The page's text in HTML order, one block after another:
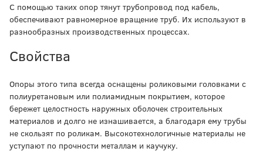
С помощью таких опор тянут трубопровод под кабель,
обеспечивают равномерное вращение труб. Их используют в
разнообразных производственных процессах.
Свойства
Опоры этого типа всегда оснащены роликовыми головками с
полиуретановым или полиамидным покрытием, которое
бережет целостность наружных оболочек строительных
материалов и долго не изнашивается, а благодаря ему трубы
не скользят по роликам. Высокотехнологичные материалы не
уступают по прочности металлам и каучуку.